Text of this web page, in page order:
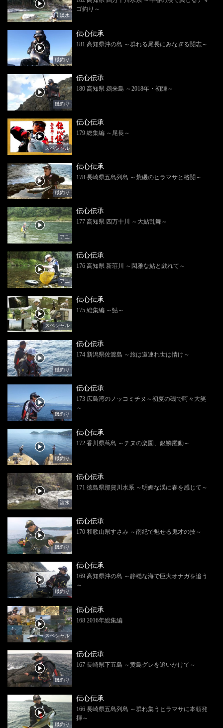
淡水
ゴ釣り～
磯釣り
伝心伝承
181 高知県沖の島 ～群れる尾長にみなぎる闘志～
磯釣り
伝心伝承
180 高知県 鵜来島 ～2018年・初陣～
スペシャル
伝心伝承
179 総集編 ～尾長～
磯釣り
伝心伝承
178 長崎県五島列島 ～荒磯のヒラマサと格闘～
アユ
伝心伝承
177 高知県 四万十川 ～大鮎乱舞～
アユ
伝心伝承
176 高知県 新荘川 ～閑雅な鮎と戯れて～
スペシャル
伝心伝承
175 総集編 ～鮎～
磯釣り
伝心伝承
174 新潟県佐渡島 ～旅は道連れ世は情け～
磯釣り
伝心伝承
173 広島湾のノッコミチヌ～初夏の磯で呵々大笑
～
磯釣り
伝心伝承
172 香川県蔦島 ～チヌの楽園、銀鱗躍動～
淡水
伝心伝承
171 徳島県那賀川水系 ～明媚な渓に春を感じて～
磯釣り
伝心伝承
170 和歌山県すさみ ～南紀で魅せる鬼才の技～
磯釣り
伝心伝承
169 高知県沖の島 ～静穏な海で巨大オナガを追う
～
スペシャル
伝心伝承
168 2016年総集編
磯釣り
伝心伝承
167 長崎県下五島 ～黄島グレを追いかけて～
磯釣り
伝心伝承
166 長崎県五島列島 ～群れ集うヒラマサに本領発
揮～